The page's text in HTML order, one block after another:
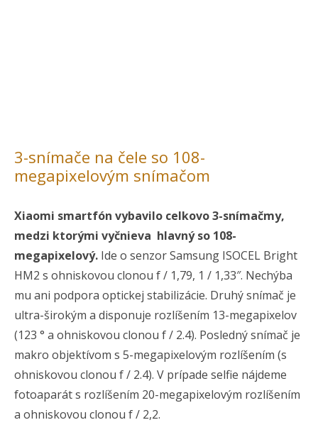
3-snímače na čele so 108-
megapixelovým snímačom
Xiaomi smartfón vybavilo celkovo 3-snímačmy,
medzi ktorými vyčnieva hlavný so 108-
megapixelový. Ide o senzor Samsung ISOCEL Bright
HM2 s ohniskovou clonou f / 1,79, 1 / 1,33″. Nechýba
mu ani podpora optickej stabilizácie. Druhý snímač je
ultra-širokým a disponuje rozlíšením 13-megapixelov
(123 ° a ohniskovou clonou f / 2.4). Posledný snímač je
makro objektívom s 5-megapixelovým rozlíšením (s
ohniskovou clonou f / 2.4). V prípade selfie nájdeme
fotoaparát s rozlíšením 20-megapixelovým rozlíšením
a ohniskovou clonou f / 2,2.